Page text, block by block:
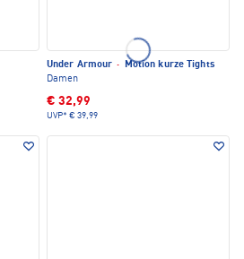
Under Armour ·
Motion kurze Tights
Damen
€ 32,99
UVP* € 39,99